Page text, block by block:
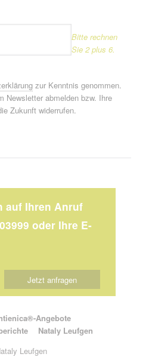
Bitte rechnen
Sie 2 plus 6.
zur Kenntnis genommen.
Newsletter abmelden bzw. Ihre
Zukunft widerrufen.
auf Ihren Anruf
oder Ihre E-
Jetzt anfragen
Angebote
Nataly Leufgen
Leufgen